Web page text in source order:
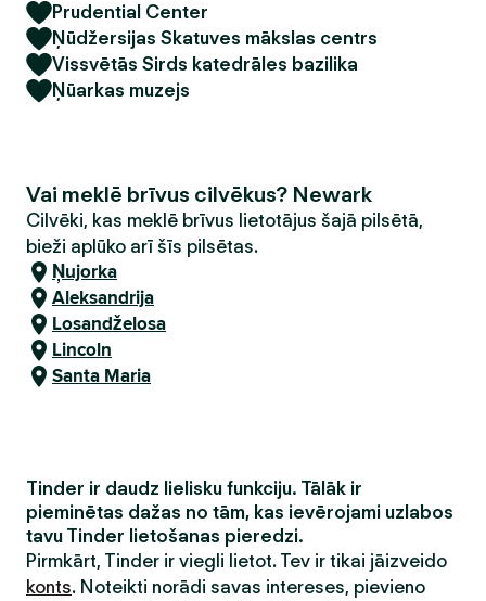
Prudential Center
Ņūdžersijas Skatuves mākslas centrs
Vissvētās Sirds katedrāles bazilika
Ņūarkas muzejs
Vai meklē brīvus cilvēkus? Newark
Cilvēki, kas meklē brīvus lietotājus šajā pilsētā,
bieži aplūko arī šīs pilsētas.
Ņujorka
Aleksandrija
Losandželosa
Lincoln
Santa Maria
Tinder ir daudz lielisku funkciju. Tālāk ir
pieminētas dažas no tām, kas ievērojami uzlabos
tavu Tinder lietošanas pieredzi.
Pirmkārt, Tinder ir viegli lietot. Tev ir tikai jāizveido
konts. Noteikti norādi savas intereses, pievieno